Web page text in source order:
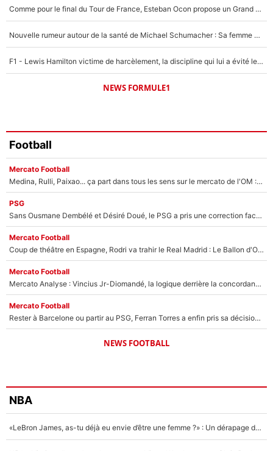
Comme pour le final du Tour de France, Esteban Ocon propose un Grand Prix de Formule 1 à Paris : «Autour de l’Arc de Triomphe, ce serait génial» !
Nouvelle rumeur autour de la santé de Michael Schumacher : Sa femme Corinna sort du silence
F1 - Lewis Hamilton victime de harcèlement, la discipline qui lui a évité le pire : «J'aurais probablement mal tourné»
NEWS FORMULE1
Football
Mercato Football
Medina, Rulli, Paixao... ça part dans tous les sens sur le mercato de l'OM : Frank McCourt va enfin récupérer l'argent qu'il attend ?
PSG
Sans Ousmane Dembélé et Désiré Doué, le PSG a pris une correction face à Majorque : Luis Enrique attend avec impatience des renforts !
Mercato Football
Coup de théâtre en Espagne, Rodri va trahir le Real Madrid : Le Ballon d'Or a choisi de signer au FC Barcelone !
Mercato Football
Mercato Analyse : Vincius Jr-Diomandé, la logique derrière la concordance des temps
Mercato Football
Rester à Barcelone ou partir au PSG, Ferran Torres a enfin pris sa décision : La course contre la montre est lancée !
NEWS FOOTBALL
NBA
«LeBron James, as-tu déjà eu envie d’être une femme ?» : Un dérapage de Donald Trump sur la superstar de la NBA refait surface